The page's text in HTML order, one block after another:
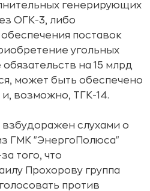
генерирующих
ОГК-3, либо
поставок
угольных
на 15 млрд
может быть обеспечено
возможно, ТГК-14.
слухами о
ГМК "ЭнергоПолюса"
того, что
Прохорову группа
против